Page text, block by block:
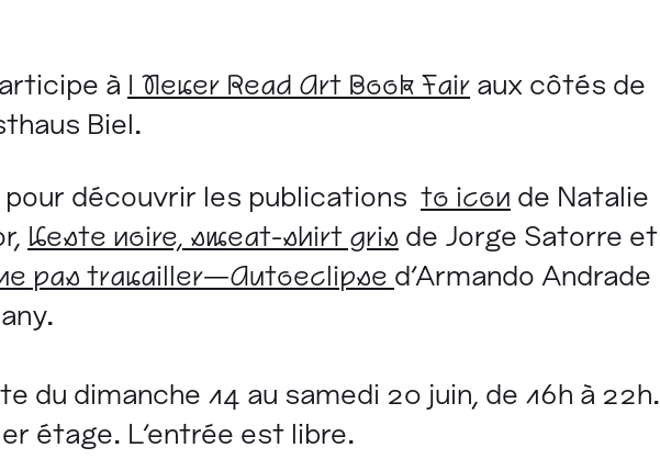
à I Never Read Art Book Fair aux côtés de
Biel.
découvrir les publications to icon de Natalie
Veste noire, sweat-shirt gris de Jorge Satorre et
pas travailler—Autoeclipse d'Armando Andrade
du dimanche 14 au samedi 20 juin, de 16h à 22h.
étage. L'entrée est libre.